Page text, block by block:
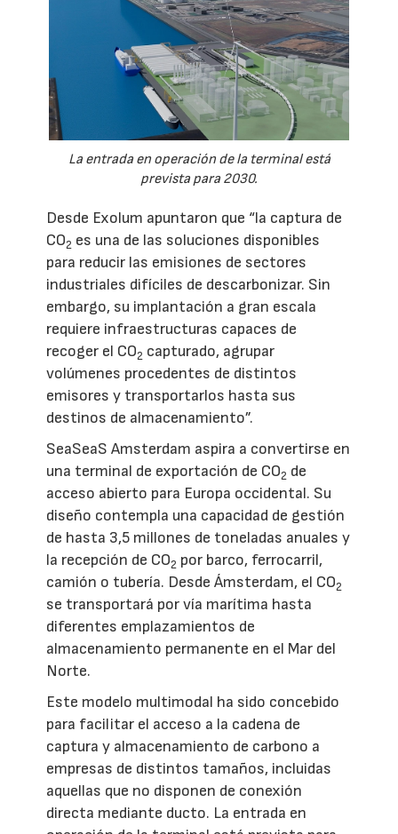
La entrada en operación de la terminal está
prevista para 2030.
Desde Exolum apuntaron que “la captura de
CO2 es una de las soluciones disponibles
para reducir las emisiones de sectores
industriales difíciles de descarbonizar. Sin
embargo, su implantación a gran escala
requiere infraestructuras capaces de
recoger el CO2 capturado, agrupar
volúmenes procedentes de distintos
emisores y transportarlos hasta sus
destinos de almacenamiento”.
SeaSeaS Amsterdam aspira a convertirse en
una terminal de exportación de CO2 de
acceso abierto para Europa occidental. Su
diseño contempla una capacidad de gestión
de hasta 3,5 millones de toneladas anuales y
la recepción de CO2 por barco, ferrocarril,
camión o tubería. Desde Ámsterdam, el CO2
se transportará por vía marítima hasta
diferentes emplazamientos de
almacenamiento permanente en el Mar del
Norte.
Este modelo multimodal ha sido concebido
para facilitar el acceso a la cadena de
captura y almacenamiento de carbono a
empresas de distintos tamaños, incluidas
aquellas que no disponen de conexión
directa mediante ducto. La entrada en